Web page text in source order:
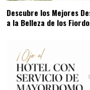
Descubre los Mejores
a la Belleza de los